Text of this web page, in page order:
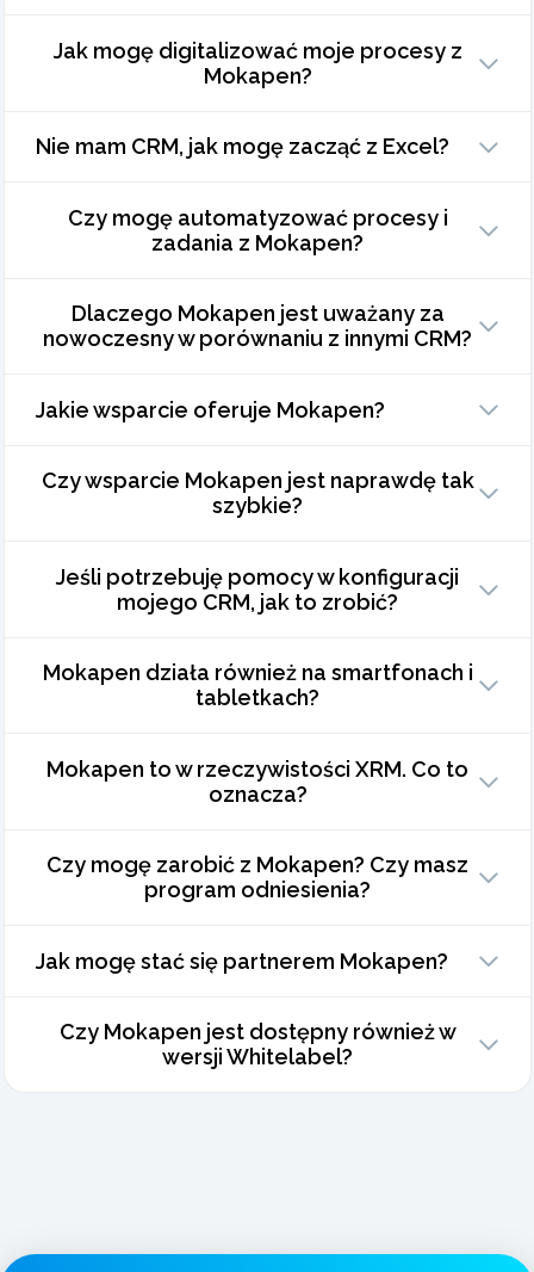
Jak mogę digitalizować moje procesy z
Mokapen?
Nie mam CRM, jak mogę zacząć z Excel?
Czy mogę automatyzować procesy i
zadania z Mokapen?
Dlaczego Mokapen jest uważany za
nowoczesny w porównaniu z innymi CRM?
Jakie wsparcie oferuje Mokapen?
Czy wsparcie Mokapen jest naprawdę tak
szybkie?
Jeśli potrzebuję pomocy w konfiguracji
mojego CRM, jak to zrobić?
Mokapen działa również na smartfonach i
tabletkach?
Mokapen to w rzeczywistości XRM. Co to
oznacza?
Czy mogę zarobić z Mokapen? Czy masz
program odniesienia?
Jak mogę stać się partnerem Mokapen?
Czy Mokapen jest dostępny również w
wersji Whitelabel?